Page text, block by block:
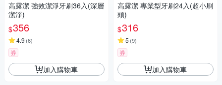
高露潔 強效潔淨牙刷36入(深層
潔淨)
$356
4.9 (6)
券
加入購物車
高露潔 專業型牙刷24入(超小刷
頭)
$316
5 (9)
券
加入購物車